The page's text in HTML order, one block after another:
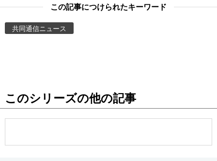
お知らせ
この記事につけられたキーワード
共同通信ニュース
このシリーズの他の記事